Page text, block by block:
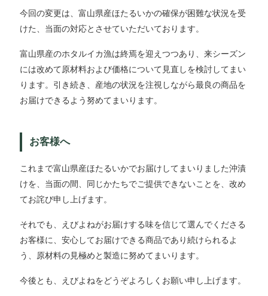
今回の変更は、富山県産ほたるいかの確保が困難な状況を受
けた、当面の対応とさせていただいております。
富山県産のホタルイカ漁は終焉を迎えつつあり、来シーズン
には改めて原材料および価格について見直しを検討してまい
ります。引き続き、産地の状況を注視しながら最良の商品を
お届けできるよう努めてまいります。
お客様へ
これまで富山県産ほたるいかでお届けしてまいりました沖漬
けを、当面の間、同じかたちでご提供できないことを、改め
てお詫び申し上げます。
それでも、えびよねがお届けする味を信じて選んでくださる
お客様に、安心してお届けできる商品であり続けられるよ
う、原材料の見極めと製造に努めてまいります。
今後とも、えびよねをどうぞよろしくお願い申し上げます。